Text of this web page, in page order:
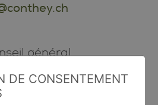
général
DE CONSENTEMENT